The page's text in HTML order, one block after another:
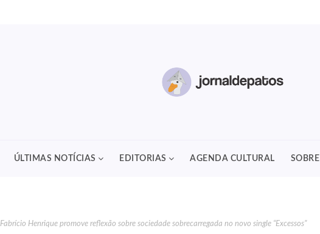
ÚLTIMAS NOTÍCIAS EDITORIAS AGENDA CULTURAL SOBRE
Fabrício Henrique promove reflexão sobre sociedade sobrecarregada no novo single “Excessos”